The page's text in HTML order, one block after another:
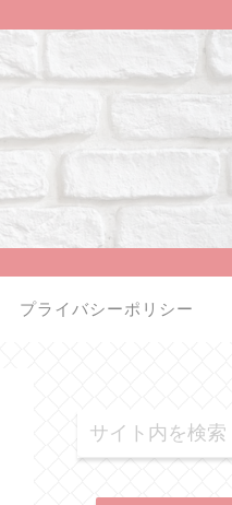
プライバシーポリシー